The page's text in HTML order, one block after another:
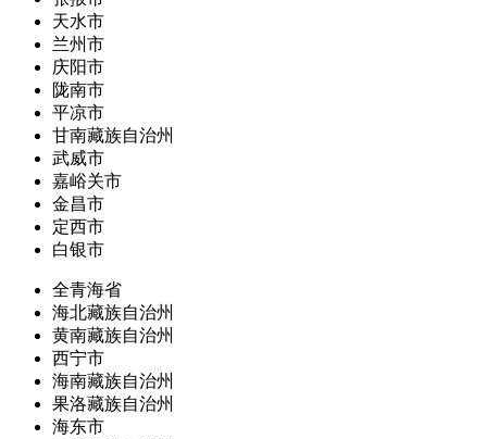
天水市
兰州市
庆阳市
陇南市
平凉市
甘南藏族自治州
武威市
嘉峪关市
金昌市
定西市
白银市
全青海省
海北藏族自治州
黄南藏族自治州
西宁市
海南藏族自治州
果洛藏族自治州
海东市